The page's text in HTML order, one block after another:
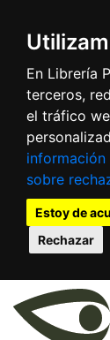
En Librería
terceros,
el tráfico
sobre
Estoy de
Rechazar